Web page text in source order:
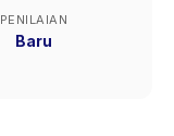
PENILAIAN
Baru